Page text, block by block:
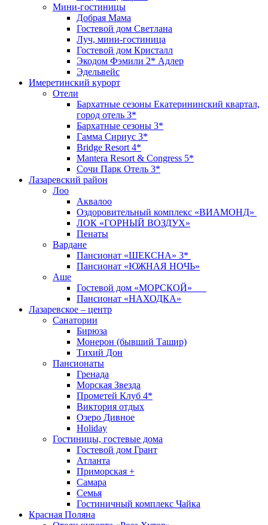
Мини-гостиницы
Добрая Мама
Гостевой дом Светлана
Луч, мини-гостиница
Гостевой дом Кристалл
Экодом Фэмили 2* Адлер
Эдельвейс
Имеретинский курорт
Отели
Бархатные сезоны Екатерининский квартал,
город отель 3*
Бархатные сезоны 3*
Гамма Сириус 3*
Bridge Resort 4*
Mantera Resort & Congress 5*
Сочи Парк Отель 3*
Лазаревский район
Лоо
Аквалоо
Оздоровительный комплекс «ВИАМОНД»
ЛОК «ГОРНЫЙ ВОЗДУХ»
Пенаты
Вардане
Пансионат «ШЕКСНА» 3*
Пансионат «ЮЖНАЯ НОЧЬ»
Аше
Гостевой дом «МОРСКОЙ»
Пансионат «НАХОДКА»
Лазаревское – центр
Санатории
Бирюза
Монерон (бывший Ташир)
Тихий Дон
Пансионаты
Гренада
Морская Звезда
Прометей Клуб 4*
Виктория отдых
Озеро Дивное
Holiday
Гостиницы, гостевые дома
Гостевой дом Грант
Атланта
Приморская +
Самара
Семья
Гостиничный комплекс Чайка
Красная Поляна